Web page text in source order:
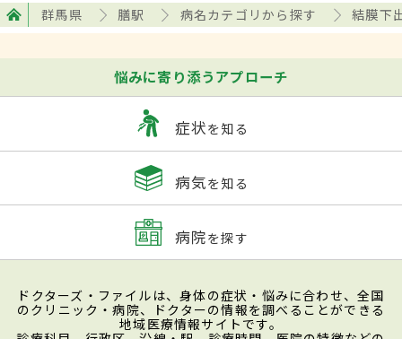
群馬県 膳駅 病名カテゴリから探す 結膜下
悩みに寄り添うアプローチ
症状を知る
病気を知る
病院を探す
ドクターズ・ファイルは、身体の症状・悩みに合わせ、全国
のクリニック・病院、ドクターの情報を調べることができる
地域医療情報サイトです。